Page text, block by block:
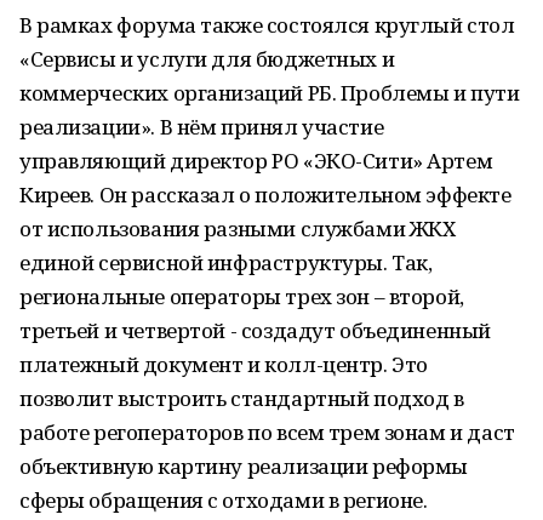
В рамках форума также состоялся круглый стол
«Сервисы и услуги для бюджетных и
коммерческих организаций РБ. Проблемы и пути
реализации». В нём принял участие
управляющий директор РО «ЭКО-Сити» Артем
Киреев. Он рассказал о положительном эффекте
от использования разными службами ЖКХ
единой сервисной инфраструктуры. Так,
региональные операторы трех зон – второй,
третьей и четвертой - создадут объединенный
платежный документ и колл-центр. Это
позволит выстроить стандартный подход в
работе регоператоров по всем трем зонам и даст
объективную картину реализации реформы
сферы обращения с отходами в регионе.